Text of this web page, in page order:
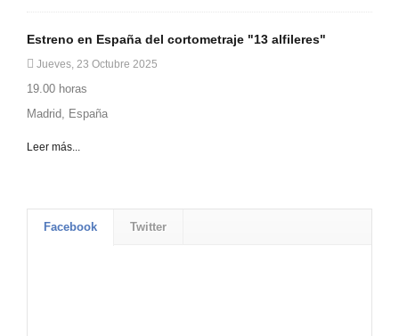
Estreno en España del cortometraje "13 alfileres"
Jueves, 23 Octubre 2025
19.00 horas
Madrid, España
Leer más...
Facebook Twitter